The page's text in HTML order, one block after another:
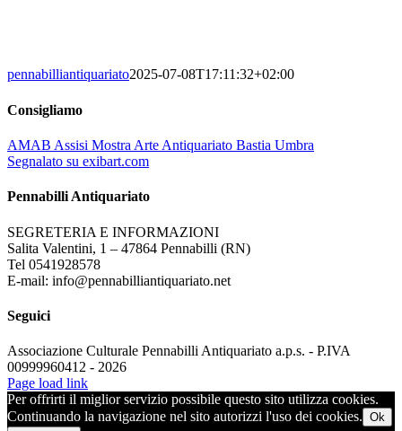
pennabilliantiquariato2025-07-08T17:11:32+02:00
Consigliamo
AMAB Assisi Mostra Arte Antiquariato Bastia Umbra
Segnalato su exibart.com
Pennabilli Antiquariato
SEGRETERIA E INFORMAZIONI
Salita Valentini, 1 – 47864 Pennabilli (RN)
Tel 0541928578
E-mail: info@pennabilliantiquariato.net
Seguici
Associazione Culturale Pennabilli Antiquariato a.p.s. - P.IVA
00999960412 - 2026
Page load link
Per offrirti il miglior servizio possibile questo sito utilizza cookies.
Continuando la navigazione nel sito autorizzi l'uso dei cookies. Ok